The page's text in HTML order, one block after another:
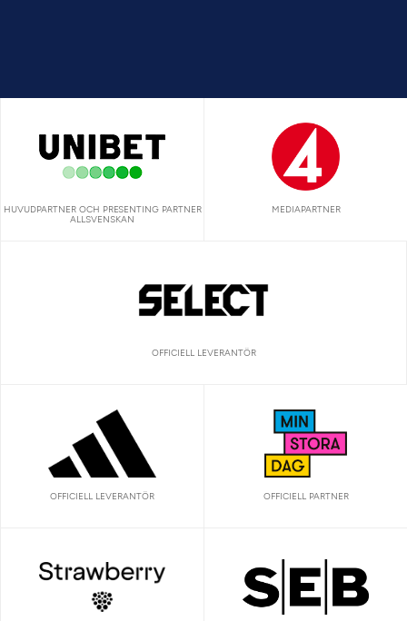
HUVUDPARTNER OCH PRESENTING PARTNER
ALLSVENSKAN
MEDIAPARTNER
OFFICIELL LEVERANTÖR
OFFICIELL LEVERANTÖR OFFICIELL PARTNER